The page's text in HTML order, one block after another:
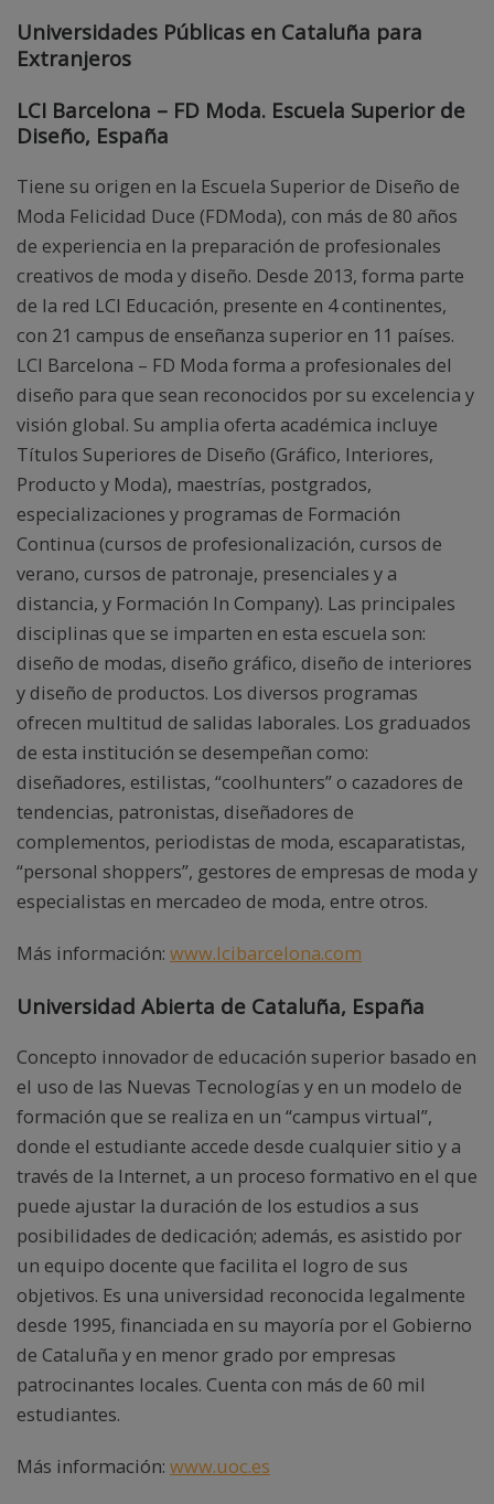
Universidades Públicas en Cataluña para
Extranjeros
LCI Barcelona – FD Moda. Escuela Superior de
Diseño, España
Tiene su origen en la Escuela Superior de Diseño de
Moda Felicidad Duce (FDModa), con más de 80 años
de experiencia en la preparación de profesionales
creativos de moda y diseño. Desde 2013, forma parte
de la red LCI Educación, presente en 4 continentes,
con 21 campus de enseñanza superior en 11 países.
LCI Barcelona – FD Moda forma a profesionales del
diseño para que sean reconocidos por su excelencia y
visión global. Su amplia oferta académica incluye
Títulos Superiores de Diseño (Gráfico, Interiores,
Producto y Moda), maestrías, postgrados,
especializaciones y programas de Formación
Continua (cursos de profesionalización, cursos de
verano, cursos de patronaje, presenciales y a
distancia, y Formación In Company). Las principales
disciplinas que se imparten en esta escuela son:
diseño de modas, diseño gráfico, diseño de interiores
y diseño de productos. Los diversos programas
ofrecen multitud de salidas laborales. Los graduados
de esta institución se desempeñan como:
diseñadores, estilistas, “coolhunters” o cazadores de
tendencias, patronistas, diseñadores de
complementos, periodistas de moda, escaparatistas,
“personal shoppers”, gestores de empresas de moda y
especialistas en mercadeo de moda, entre otros.
Más información: www.lcibarcelona.com
Universidad Abierta de Cataluña, España
Concepto innovador de educación superior basado en
el uso de las Nuevas Tecnologías y en un modelo de
formación que se realiza en un “campus virtual”,
donde el estudiante accede desde cualquier sitio y a
través de la Internet, a un proceso formativo en el que
puede ajustar la duración de los estudios a sus
posibilidades de dedicación; además, es asistido por
un equipo docente que facilita el logro de sus
objetivos. Es una universidad reconocida legalmente
desde 1995, financiada en su mayoría por el Gobierno
de Cataluña y en menor grado por empresas
patrocinantes locales. Cuenta con más de 60 mil
estudiantes.
Más información: www.uoc.es